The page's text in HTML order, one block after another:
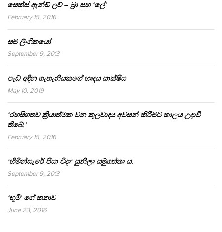
සෙක්ස් ඇන්ඩ් ලව් – බ්‍රා සහ ‘ලේ’
February 15, 2016
සම ලිංගිකයෝ
September 9, 2013
පෑඩ් අඳින ගැහැනියකගේ හෘදය සාක්ෂිය
May 10, 2019
‘රහසිගතව ක්‍රියාත්මක වන කුලවාදය අවසන් කිරීමට කාලය උදාවී
තිබේ.’
February 15, 2016
‘හිමින්සැරේ පියා විදා‘ සුනිලා සමුගත්තා ය.
September 9, 2013
‘භූමි’ ගේ කතාව
June 23, 2016